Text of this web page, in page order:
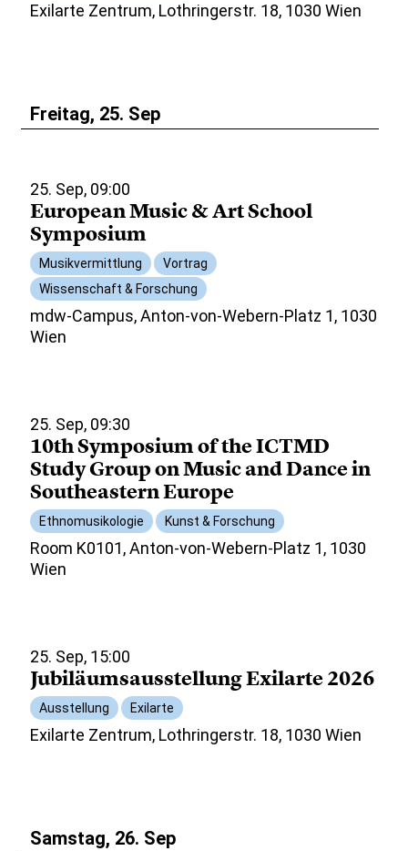
Exilarte Zentrum, Lothringerstr. 18, 1030 Wien
Freitag, 25. Sep
25. Sep, 09:00
European Music & Art School
Symposium
Musikvermittlung
Vortrag
Wissenschaft & Forschung
mdw-Campus, Anton-von-Webern-Platz 1, 1030
Wien
25. Sep, 09:30
10th Symposium of the ICTMD
Study Group on Music and Dance in
Southeastern Europe
Ethnomusikologie Kunst & Forschung
Room K0101, Anton-von-Webern-Platz 1, 1030
Wien
25. Sep, 15:00
Jubiläumsausstellung Exilarte 2026
Ausstellung Exilarte
Exilarte Zentrum, Lothringerstr. 18, 1030 Wien
Samstag, 26. Sep